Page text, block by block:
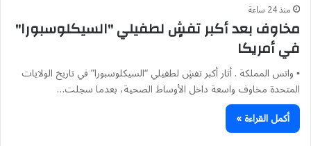
منذ 24 ساعة
مخاوف بعد أكبر تفشٍ لطفيلي "السيكلوسبورا"
في أمريكا
▪︎ واتس المملكة . أثار أكبر تفشٍ لطفيلي “السيكلوسبورا” في تاريخ الولايات
المتحدة مخاوف واسعة داخل الأوساط الصحية، بعدما سجلت…
أكمل القراءة »